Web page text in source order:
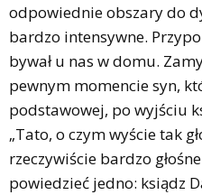
odpowiednie obszary do
bardzo intensywne.
bywał u nas w domu.
pewnym momencie syn,
podstawowej, po wyjściu
„Tato, o czym wyście tak
rzeczywiście bardzo
powiedzieć jedno: ksiądz